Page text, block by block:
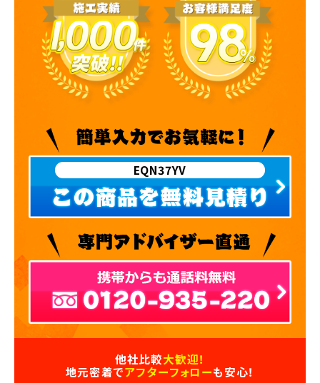
EQN37YV
他社比較大歓迎！
地元密着でアフターフォローも安心！